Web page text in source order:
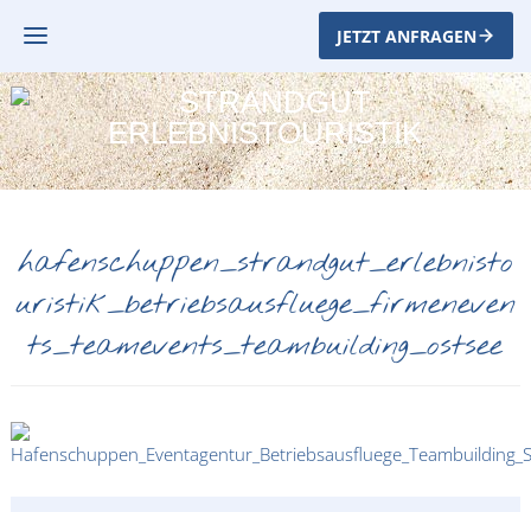
JETZT ANFRAGEN
hafenschuppen_strandgut_erlebnisto
uristik_betriebsausfluege_firmeneven
ts_teamevents_teambuilding_ostsee